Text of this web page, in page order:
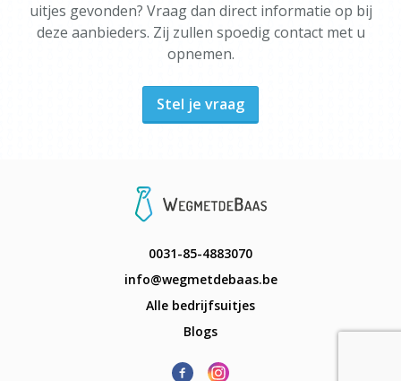
uitjes gevonden? Vraag dan direct informatie op bij
deze aanbieders. Zij zullen spoedig contact met u
opnemen.
Stel je vraag
0031-85-4883070
info@wegmetdebaas.be
Alle bedrijfsuitjes
Blogs